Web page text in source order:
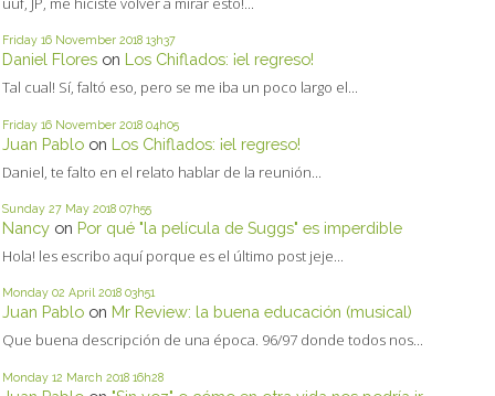
Friday 16 November 2018 13h37
Daniel Flores on Los Chiflados: ¡el regreso!
Tal cual! Sí, faltó eso, pero se me iba un poco largo el...
Friday 16 November 2018 04h05
Juan Pablo on Los Chiflados: ¡el regreso!
Daniel, te falto en el relato hablar de la reunión...
Sunday 27 May 2018 07h55
Nancy on Por qué "la película de Suggs" es imperdible
Hola! les escribo aquí porque es el último post jeje...
Monday 02 April 2018 03h51
Juan Pablo on Mr Review: la buena educación (musical)
Que buena descripción de una época. 96/97 donde todos nos...
Monday 12 March 2018 16h28